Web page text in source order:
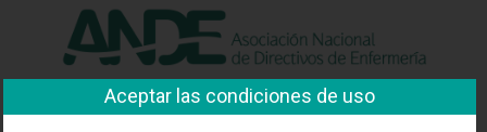
"Ver política"
*Acepto las condiciones
No aceptar y salir
Asociación Nacional de
Aceptar las condiciones de uso